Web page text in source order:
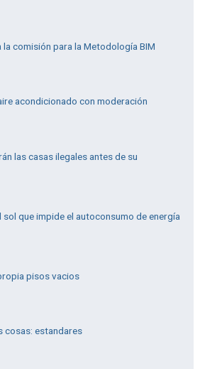
la comisión para la Metodología BIM
acondicionado con moderación
las casas ilegales antes de su
sol que impide el autoconsumo de energía
pisos vacios
cosas: estandares